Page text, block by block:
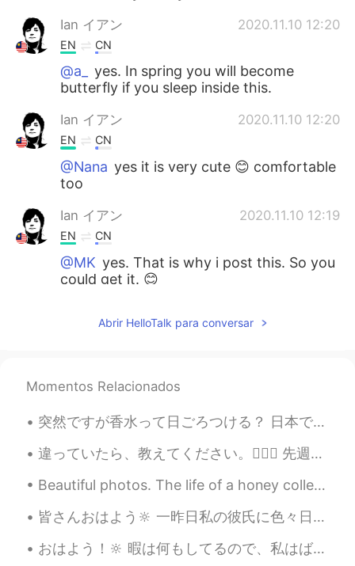
Ian イアン 2020.11.10 12:20
EN CN
@a_
yes. In spring you will become
butterfly if you sleep inside this.
Ian イアン 2020.11.10 12:20
EN CN
@Nana yes it is very cute 😊 comfortable
too
Ian イアン 2020.11.10 12:19
EN CN
@MK yes. That is why i post this. So you
could get it. 😊
CN
JP KR
I want it! But if I got it, I won't come out
JP EN
Hahaha I need it
Abrir HelloTalk para conversar
Momentos Relacionados
突然ですが香水って日ごろつける？ 日本でどんな香水は人気？ とにかく、この香水ブランドを紹介したい！ ペンハリガンって知ってる？ ペンハリガンはイギリスで1870年に創設した このブランドは王室...
違っていたら、教えてください。🙇🏻‍♀️ 先週マカロンを食べました！八味があると全部でとても美味しかったです。💕 でも、その中で一番好きな味はオレオ、キャラメル、チョコとラズベリーです。ちょっ...
Beautiful photos. The life of a honey collector is definitely very challenging and dangerous. I r...
皆さんおはよう🔆 一昨日私の彼氏に色々日本のスナックを送りました。本当に幸せでした！彼は私がキャラメルを一番好きも知ってたと、キャラメルを最も買いました！4パックです！😍 でも、家の中で暇な...
おはよう！🔆 暇は何もしてるので、私はばかりクッキーを食べました。このクッキーのブランドは色々味がありますけどお父さんはスーパーで四つの味を買いました。チョコレート、ピーナツバター、チーズとオ...